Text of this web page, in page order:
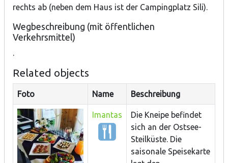
rechts ab (neben dem Haus ist der Campingplatz Sili).
Wegbeschreibung (mit öffentlichen
Verkehrsmittel)
Related objects
Foto Name Beschreibung
Imantas
Die Kneipe befindet
sich an der Ostsee-
Steilküste. Die
saisonale Speisekarte